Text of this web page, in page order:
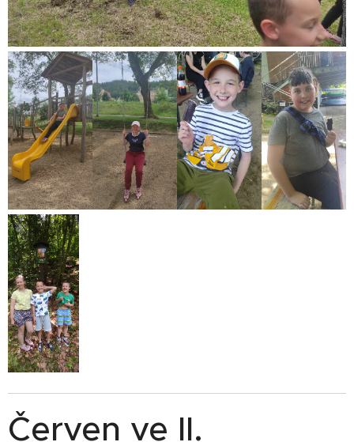
Červen ve II.